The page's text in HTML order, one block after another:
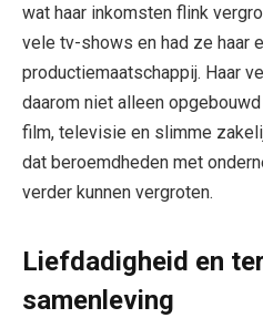
wat haar inkomsten flink
vele tv-shows en had ze haar
productiemaatschappij. Haar
daarom niet alleen
film, televisie en slimme
dat beroemdheden met
verder kunnen vergroten.
Liefdadigheid en
samenleving